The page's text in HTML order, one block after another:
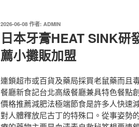
發
佈
於
2026-06-08 作者: ADMIN
日本牙膏HEAT SINK研
薦小攤販加盟
連鎖超市或百貨及藥局採買老鼠藥而且
餐廳新食記台北高級餐廳兼具特色餐點
價格推薦減肥法極端節食是許多人快速
對人體釋放尼古丁的特殊口。從事姿勢